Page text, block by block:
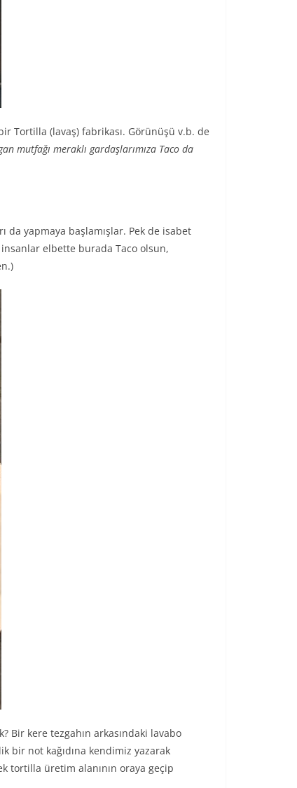
Tortilla (lavaş) fabrikası. Görünüşü v.b. de
mutfağı meraklı gardaşlarımıza Taco da
da yapmaya başlamışlar. Pek de isabet
elbette burada Taco olsun,
Bir kere tezgahın arkasındaki lavabo
bir not kağıdına kendimiz yazarak
tortilla üretim alanının oraya geçip